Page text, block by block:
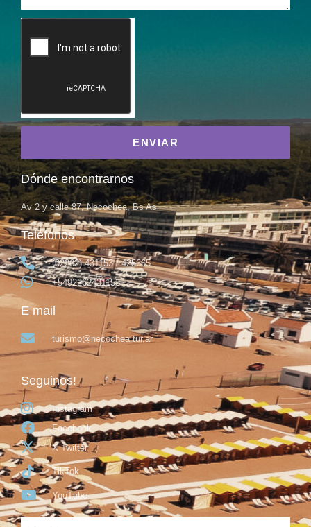
ENVIAR
Dónde encontrarnos
Av 2 y calle 87, Necochea, Bs As
Teléfonos
(02262) 431153 / 425665
+5492262431153
E mail
turismo@necochea.tur.ar
Seguinos!
Instagram
Facebook
X Twitter
TikTok
YouTube